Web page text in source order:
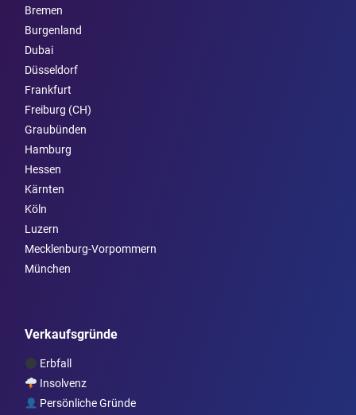
Bremen
Burgen­land
Dubai
Düsseldorf
Frankfurt
Freiburg (CH)
Graubünden
Hamburg
Hessen
Kärnten
Köln
Luzern
Mecklenburg-Vorpommern
München
Verkaufsgründe
Erbfall
Insolvenz
Persönliche Gründe